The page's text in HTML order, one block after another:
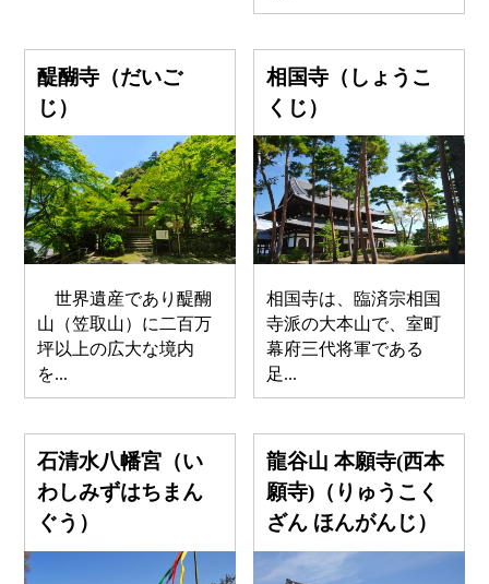
醍醐寺（だいご
じ）
世界遺産であり醍醐
山（笠取山）に二百万
坪以上の広大な境内
を...
相国寺（しょうこ
くじ）
相国寺は、臨済宗相国
寺派の大本山で、室町
幕府三代将軍である
足...
石清水八幡宮（い
わしみずはちまん
ぐう）
龍谷山 本願寺(西本
願寺)（りゅうこく
ざん ほんがんじ）